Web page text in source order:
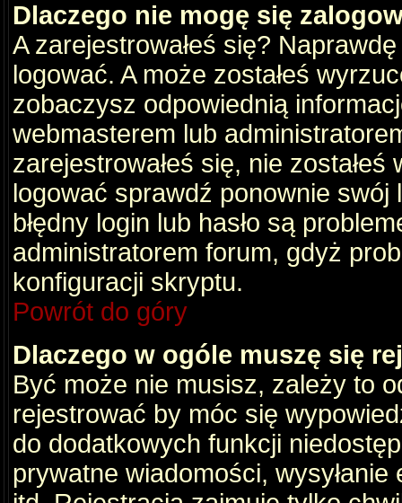
Dlaczego nie mogę się
A zarejestrowałeś się?
logować. A może zostałeś
zobaczysz odpowiednią
webmasterem lub
zarejestrowałeś się, nie
logować sprawdź ponownie swój
błędny login lub hasło są
administratorem forum, gdyż
konfiguracji skryptu.
Powrót do góry
Dlaczego w ogóle muszę się
Być może nie musisz, zależy to
rejestrować by móc się
do dodatkowych funkcji
prywatne wiadomości,